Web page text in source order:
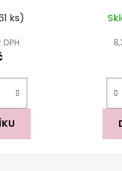
ks)